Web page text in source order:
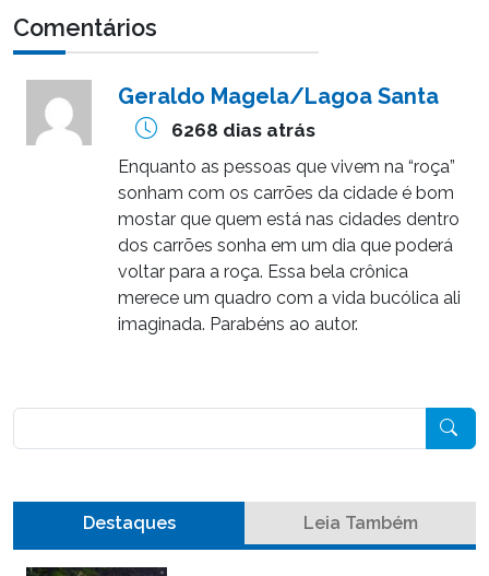
Comentários
Geraldo Magela/Lagoa Santa
6268 dias atrás
Enquanto as pessoas que vivem na “roça”
sonham com os carrões da cidade é bom
mostar que quem está nas cidades dentro
dos carrões sonha em um dia que poderá
voltar para a roça. Essa bela crônica
merece um quadro com a vida bucólica ali
imaginada. Parabéns ao autor.
Destaques Leia Também